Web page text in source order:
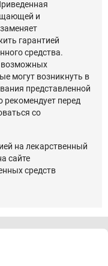
и
гарантией
средства.
возможных
могут возникнуть в
представленной
рекомендует перед
со
на лекарственный
сайте
средств